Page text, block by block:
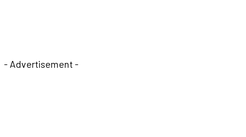
- Advertisement -